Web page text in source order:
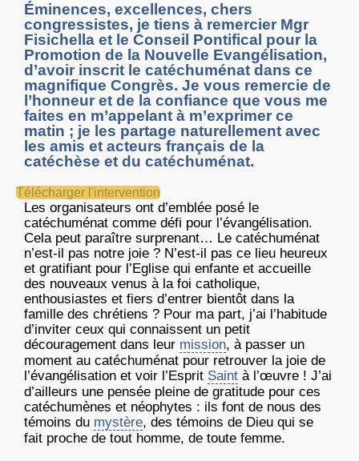
Éminences, excellences, chers
congressistes, je tiens à remercier Mgr
Fisichella et le Conseil Pontifical pour la
Promotion de la Nouvelle Evangélisation,
d’avoir inscrit le catéchuménat dans ce
magnifique Congrès. Je vous remercie de
l’honneur et de la confiance que vous me
faites en m’appelant à m’exprimer ce
matin ; je les partage naturellement avec
les amis et acteurs français de la
catéchèse et du catéchuménat.
Télécharger l'intervention
Les organisateurs ont d’emblée posé le
catéchuménat comme défi pour l’évangélisation.
Cela peut paraître surprenant… Le catéchuménat
n’est-il pas notre joie ? N’est-il pas ce lieu heureux
et gratifiant pour l’Eglise qui enfante et accueille
des nouveaux venus à la foi catholique,
enthousiastes et fiers d’entrer bientôt dans la
famille des chrétiens ? Pour ma part, j’ai l’habitude
d’inviter ceux qui connaissent un petit
découragement dans leur mission, à passer un
moment au catéchuménat pour retrouver la joie de
l’évangélisation et voir l’Esprit Saint à l’œuvre ! J’ai
d’ailleurs une pensée pleine de gratitude pour ces
catéchumènes et néophytes : ils font de nous des
témoins du mystère, des témoins de Dieu qui se
fait proche de tout homme, de toute femme.